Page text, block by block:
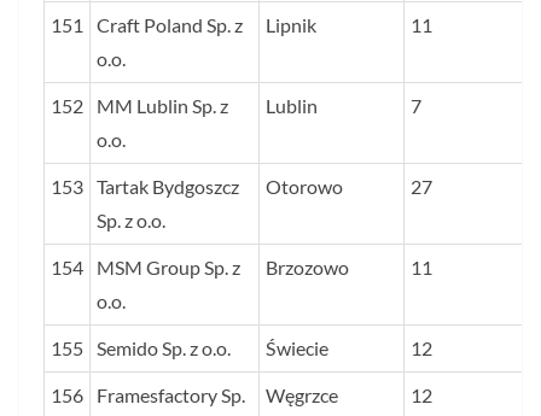
151
Craft Poland Sp. z
o.o.
Lipnik 11
152
MM Lublin Sp. z
o.o.
Lublin 7
153 Tartak Bydgoszcz
Sp. z o.o.
Otorowo 27
154
MSM Group Sp. z
o.o.
Brzozowo 11
155 Semido Sp. z o.o. Świecie 12
156
Framesfactory Sp.
Węgrzce 12